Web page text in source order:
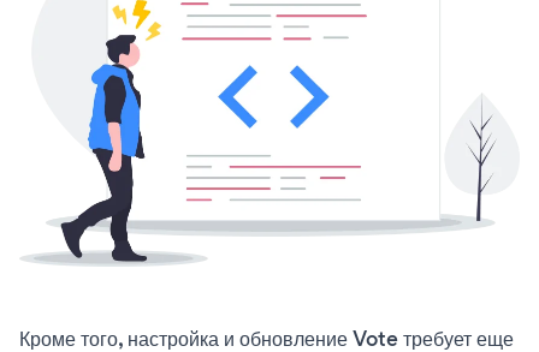
Кроме того, настройка и обновление Vote требует еще